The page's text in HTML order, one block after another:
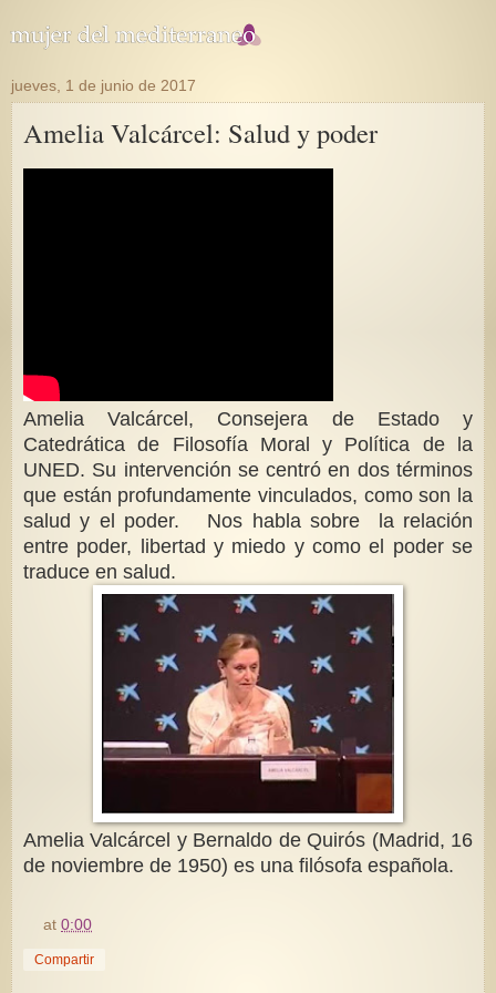
jueves, 1 de junio de 2017
Amelia Valcárcel: Salud y poder
Amelia Valcárcel, Consejera de Estado y
Catedrática de Filosofía Moral y Política de la
UNED. Su intervención se centró en dos términos
que están profundamente vinculados, como son la
salud y el poder. Nos habla sobre la relación
entre poder, libertad y miedo y como el poder se
traduce en salud.
Amelia Valcárcel y Bernaldo de Quirós (Madrid, 16
de noviembre de 1950) es una filósofa española.
at0:00
Compartir